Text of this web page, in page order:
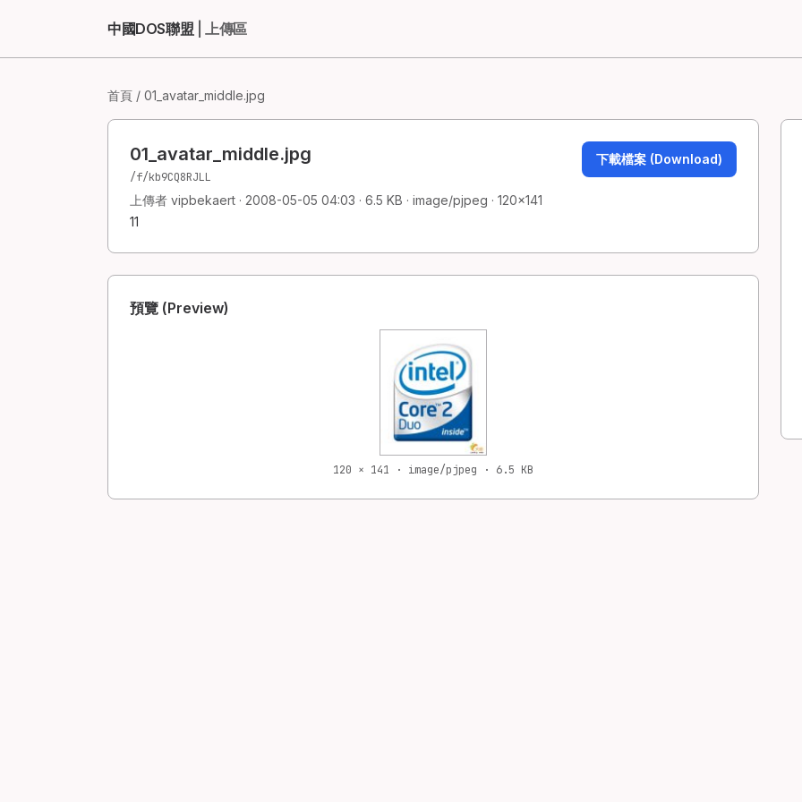
中國DOS聯盟 | 上傳區
首頁 / 01_avatar_middle.jpg
01_avatar_middle.jpg
/f/kb9CQ8RJLL
上傳者 vipbekaert · 2008-05-05 04:03 · 6.5 KB · image/pjpeg · 120×141
11
下載檔案 (Download)
預覽 (Preview)
120 × 141 · image/pjpeg · 6.5 KB